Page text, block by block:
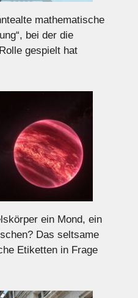
mathematische
bei der die
gespielt hat
ein Mond, ein
Das seltsame
Etiketten in Frage